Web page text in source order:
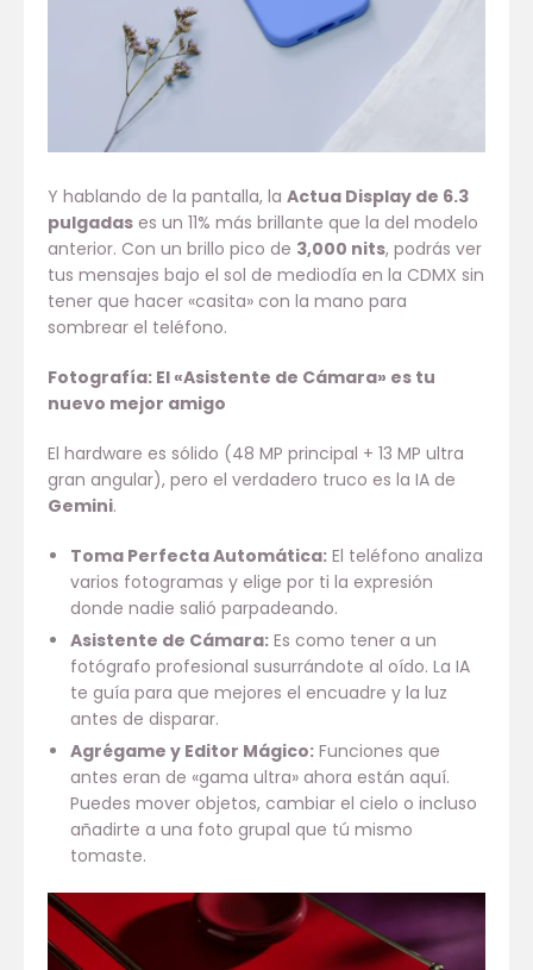
Y hablando de la pantalla, la Actua Display de 6.3
pulgadas es un 11% más brillante que la del modelo
anterior. Con un brillo pico de 3,000 nits, podrás ver
tus mensajes bajo el sol de mediodía en la CDMX sin
tener que hacer «casita» con la mano para
sombrear el teléfono.
Fotografía: El «Asistente de Cámara» es tu
nuevo mejor amigo
El hardware es sólido (48 MP principal + 13 MP ultra
gran angular), pero el verdadero truco es la IA de
Gemini.
Toma Perfecta Automática:El teléfono analiza
varios fotogramas y elige por ti la expresión
donde nadie salió parpadeando.
Asistente de Cámara:Es como tener a un
fotógrafo profesional susurrándote al oído. La IA
te guía para que mejores el encuadre y la luz
antes de disparar.
Agrégame y Editor Mágico:Funciones que
antes eran de «gama ultra» ahora están aquí.
Puedes mover objetos, cambiar el cielo o incluso
añadirte a una foto grupal que tú mismo
tomaste.